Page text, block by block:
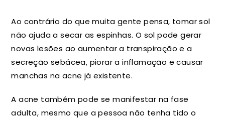
Ao contrário do que muita gente pensa, tomar sol
não ajuda a secar as espinhas. O sol pode gerar
novas lesões ao aumentar a transpiração e a
secreção sebácea, piorar a inflamação e causar
manchas na acne já existente.
A acne também pode se manifestar na fase
adulta, mesmo que a pessoa não tenha tido o